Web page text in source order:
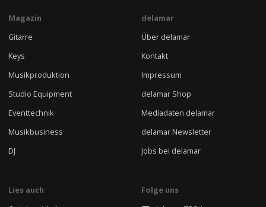
Magazin
Gitarre
Keys
Musikproduktion
Studio Equipment
Eventtechnik
Musikbusiness
DJ
delamar
Über delamar
Kontakt
Impressum
delamar Shop
Mediadaten delamar
delamar Newsletter
Jobs bei delamar
Lies auch
Folge uns